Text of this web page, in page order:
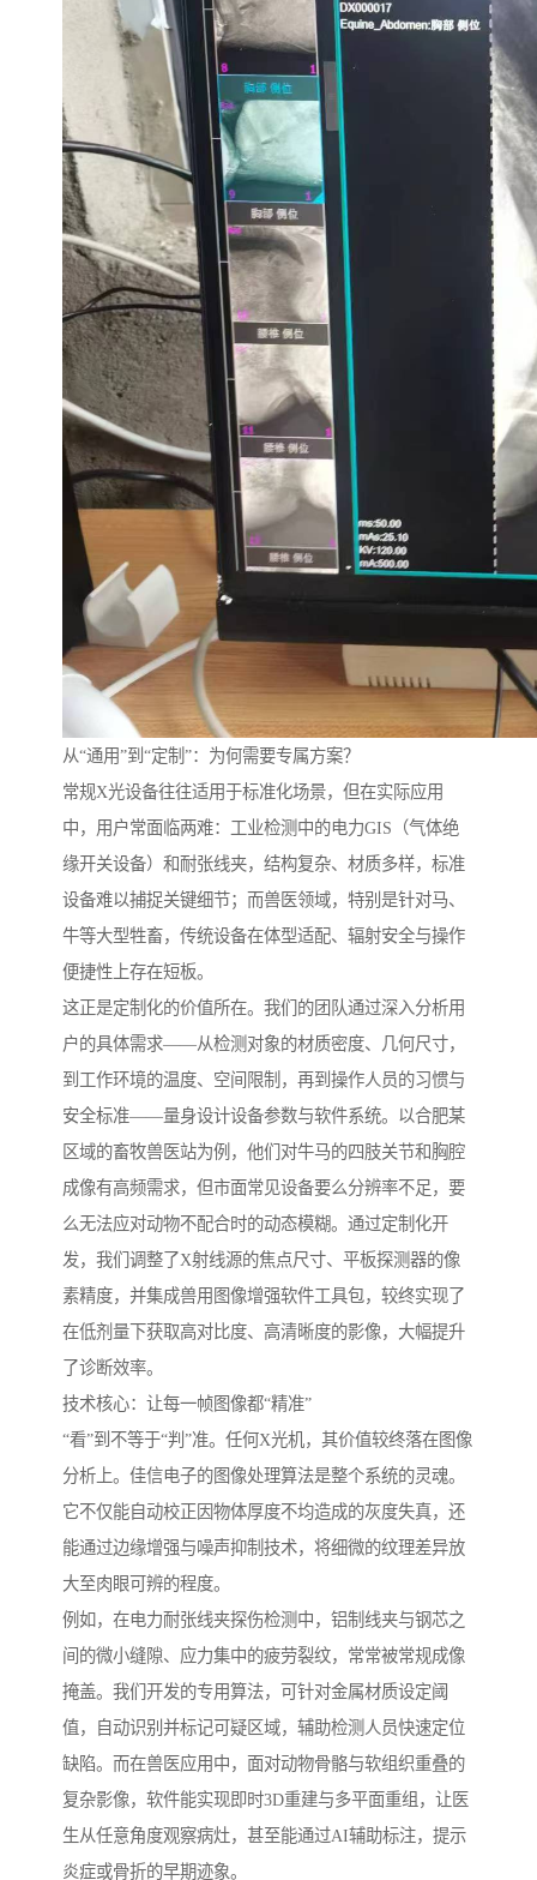
从“通用”到“定制”：为何需要专属方案？
常规X光设备往往适用于标准化场景，但在实际应用
中，用户常面临两难：工业检测中的电力GIS（气体绝
缘开关设备）和耐张线夹，结构复杂、材质多样，标准
设备难以捕捉关键细节；而兽医领域，特别是针对马、
牛等大型牲畜，传统设备在体型适配、辐射安全与操作
便捷性上存在短板。
这正是定制化的价值所在。我们的团队通过深入分析用
户的具体需求——从检测对象的材质密度、几何尺寸，
到工作环境的温度、空间限制，再到操作人员的习惯与
安全标准——量身设计设备参数与软件系统。以合肥某
区域的畜牧兽医站为例，他们对牛马的四肢关节和胸腔
成像有高频需求，但市面常见设备要么分辨率不足，要
么无法应对动物不配合时的动态模糊。通过定制化开
发，我们调整了X射线源的焦点尺寸、平板探测器的像
素精度，并集成兽用图像增强软件工具包，较终实现了
在低剂量下获取高对比度、高清晰度的影像，大幅提升
了诊断效率。
技术核心：让每一帧图像都“精准”
“看”到不等于“判”准。任何X光机，其价值较终落在图像
分析上。佳信电子的图像处理算法是整个系统的灵魂。
它不仅能自动校正因物体厚度不均造成的灰度失真，还
能通过边缘增强与噪声抑制技术，将细微的纹理差异放
大至肉眼可辨的程度。
例如，在电力耐张线夹探伤检测中，铝制线夹与钢芯之
间的微小缝隙、应力集中的疲劳裂纹，常常被常规成像
掩盖。我们开发的专用算法，可针对金属材质设定阈
值，自动识别并标记可疑区域，辅助检测人员快速定位
缺陷。而在兽医应用中，面对动物骨骼与软组织重叠的
复杂影像，软件能实现即时3D重建与多平面重组，让医
生从任意角度观察病灶，甚至能通过AI辅助标注，提示
炎症或骨折的早期迹象。